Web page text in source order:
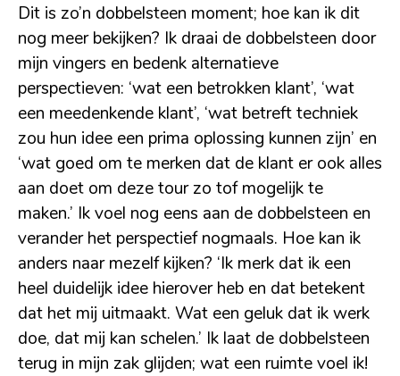
Dit is zo’n dobbelsteen moment; hoe kan ik dit
nog meer bekijken? Ik draai de dobbelsteen door
mijn vingers en bedenk alternatieve
perspectieven: ‘wat een betrokken klant’, ‘wat
een meedenkende klant’, ‘wat betreft techniek
zou hun idee een prima oplossing kunnen zijn’ en
‘wat goed om te merken dat de klant er ook alles
aan doet om deze tour zo tof mogelijk te
maken.’ Ik voel nog eens aan de dobbelsteen en
verander het perspectief nogmaals. Hoe kan ik
anders naar mezelf kijken? ‘Ik merk dat ik een
heel duidelijk idee hierover heb en dat betekent
dat het mij uitmaakt. Wat een geluk dat ik werk
doe, dat mij kan schelen.’ Ik laat de dobbelsteen
terug in mijn zak glijden; wat een ruimte voel ik!